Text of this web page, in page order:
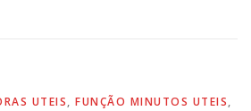
UTEIS, FUNÇÃO MINUTOS UTEIS,